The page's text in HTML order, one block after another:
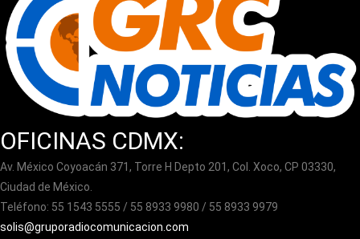
OFICINAS CDMX:
Av. México Coyoacán 371, Torre H Depto 201, Col. Xoco, CP 03330,
Ciudad de México.
Teléfono: 55 1543 5555 / 55 8933 9980 / 55 8933 9979
solis@gruporadiocomunicacion.com